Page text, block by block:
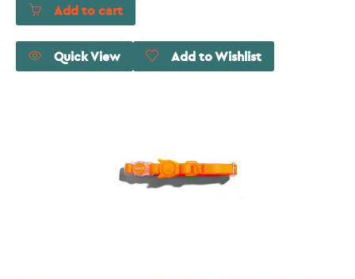
Add to cart
Quick View Add to Wishlist